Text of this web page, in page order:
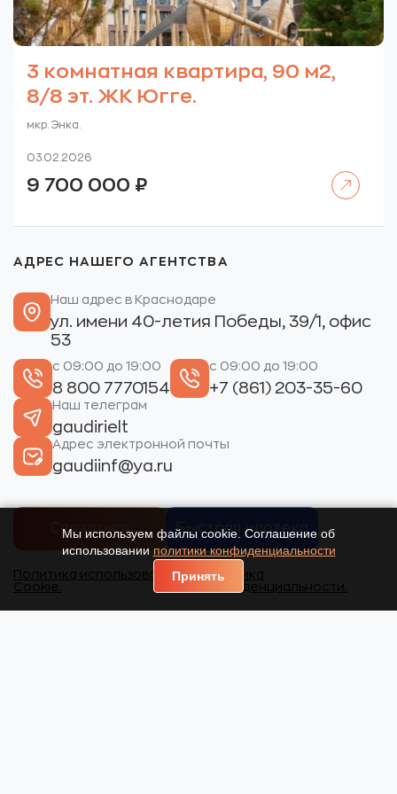
3 комнатная квартира, 90 м2,
8/8 эт. ЖК Югге.
мкр. Энка.
03.02.2026
9 700 000 ₽
АДРЕС НАШЕГО АГЕНТСТВА
Наш адрес в Краснодаре
ул. имени 40-летия Победы, 39/1, офис
53
с 09:00 до 19:00
8 800 7770154
с 09:00 до 19:00
+7 (861) 203-35-60
Наш телеграм
gaudirielt
Адрес электронной почты
gaudiinf@ya.ru
Связаться Быстрая ипотека
Политика использования
Cookie.
Политика
конфиденциальности.
Мы используем файлы cookie. Соглашение об
использовании политики конфиденциальности
Принять